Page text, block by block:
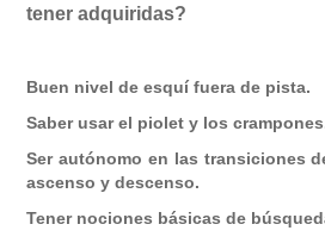
tener adquiridas?
Buen nivel de esquí fuera de pista.
Saber usar el piolet y los
Ser autónomo en las transiciones
ascenso y descenso.
Tener nociones básicas de